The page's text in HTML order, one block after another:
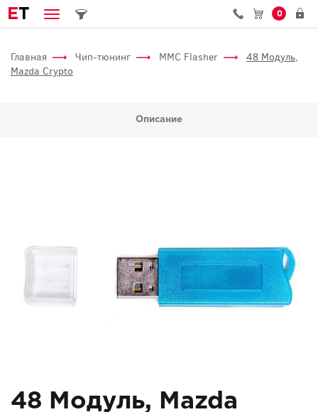
ET 0
Главная Чип-тюнинг MMC Flasher
48 Модуль,
Mazda Crypto
Описание
48 Модуль, Mazda